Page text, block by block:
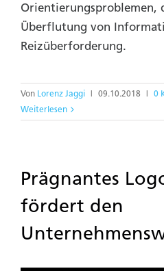
Orientierungsproblemen,
Überflutung von
Reizüberforderung.
Von Lorenz Jaggi 09.10.2018
0
Weiterlesen
Prägnantes
fördert den